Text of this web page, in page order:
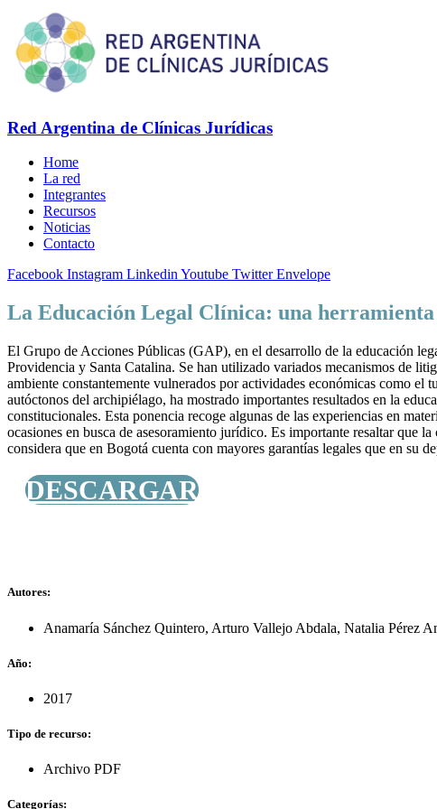
Red Argentina de Clínicas Jurídicas
Home
La red
Integrantes
Recursos
Noticias
Contacto
Facebook Instagram LinkedinYoutube Twitter Envelope
La Educación Legal Clínica: una
El Grupo de Acciones Públicas (GAP), en el desarrollo de la educación
Providencia y Santa Catalina. Se han utilizado variados mecanismos de
ambiente constantemente vulnerados por actividades económicas como
autóctonos del archipiélago, ha mostrado importantes resultados en la
constitucionales. Esta ponencia recoge algunas de las experiencias en
ocasiones en busca de asesoramiento jurídico. Es importante resaltar que
considera que en Bogotá cuenta con mayores garantías legales que en su
DESCARGAR
Autores:
Anamaría Sánchez Quintero, Arturo Vallejo Abdala, Natalia Pérez
Año:
2017
Tipo de recurso:
Archivo PDF
Categorías: